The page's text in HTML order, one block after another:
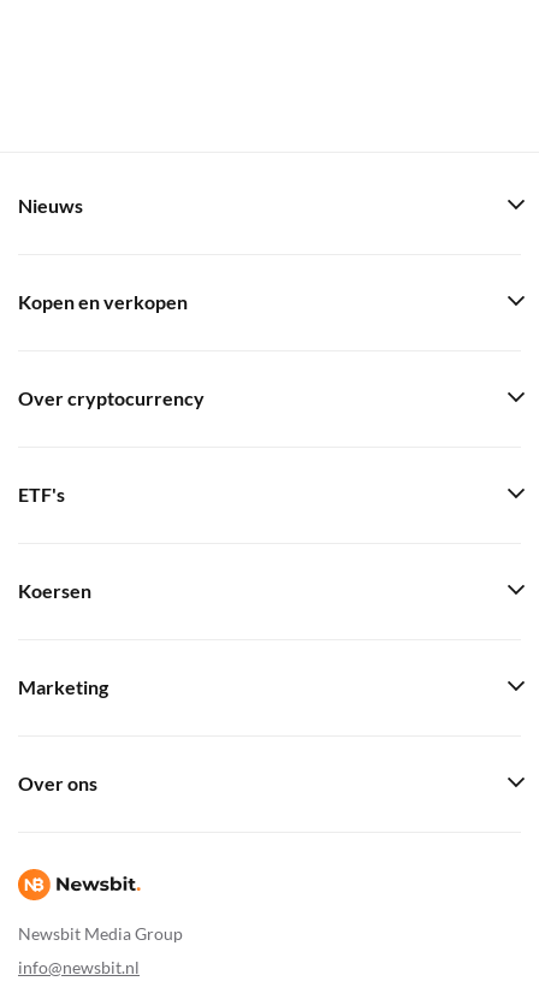
Newsbit Media Group
info@newsbit.nl
Nieuws
Kopen en verkopen
Over cryptocurrency
ETF's
Koersen
Marketing
Over ons